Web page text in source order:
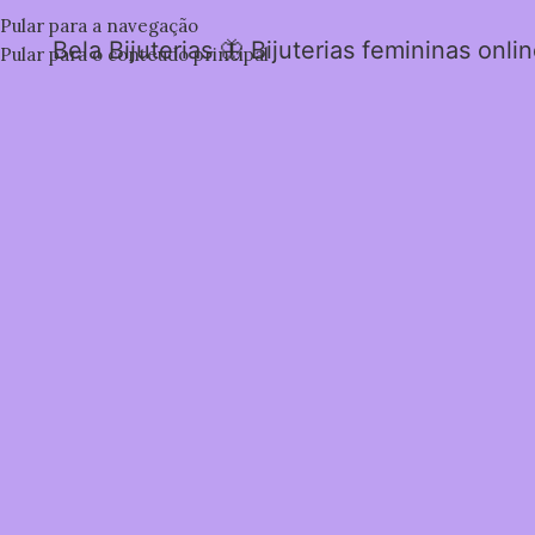
Pular para a navegação
Pular para o conteúdo principal
Bela Bijuterias 🦋 Bijuterias femininas